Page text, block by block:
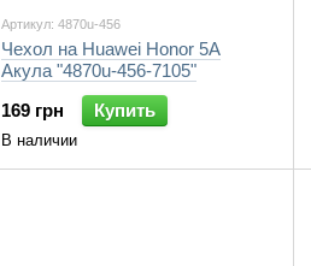
Артикул: 4870u-456
Чехол на Huawei Honor 5A
Акула "4870u-456-7105"
169 грн
Купить
В наличии